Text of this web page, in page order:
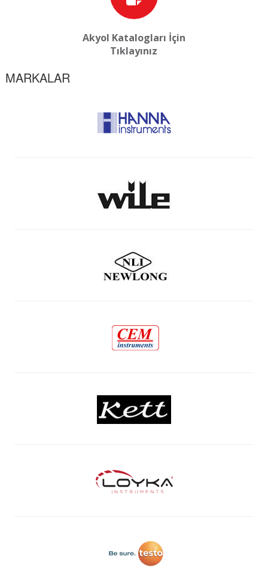
Akyol Katalogları İçin
Tıklayınız
MARKALAR